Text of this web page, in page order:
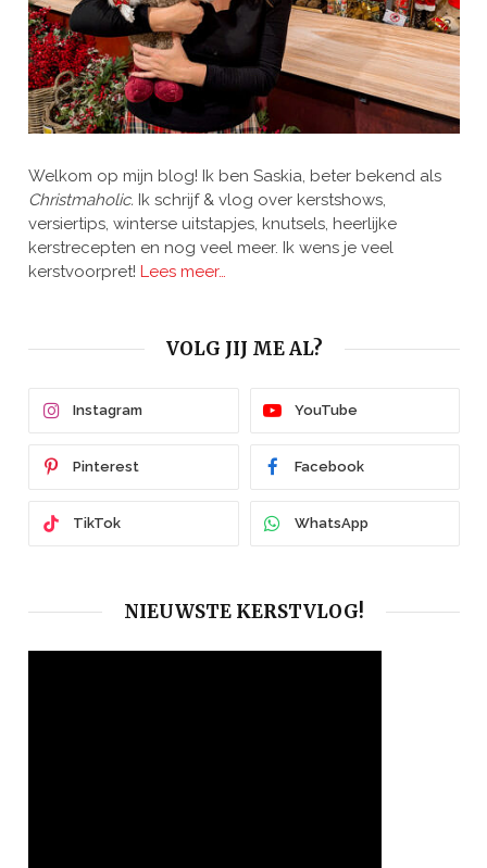
Welkom op mijn blog! Ik ben Saskia, beter bekend als
Christmaholic. Ik schrijf & vlog over kerstshows,
versiertips, winterse uitstapjes, knutsels, heerlijke
kerstrecepten en nog veel meer. Ik wens je veel
kerstvoorpret! Lees meer…
VOLG JIJ ME AL?
Instagram YouTube
Pinterest Facebook
TikTok WhatsApp
NIEUWSTE KERSTVLOG!